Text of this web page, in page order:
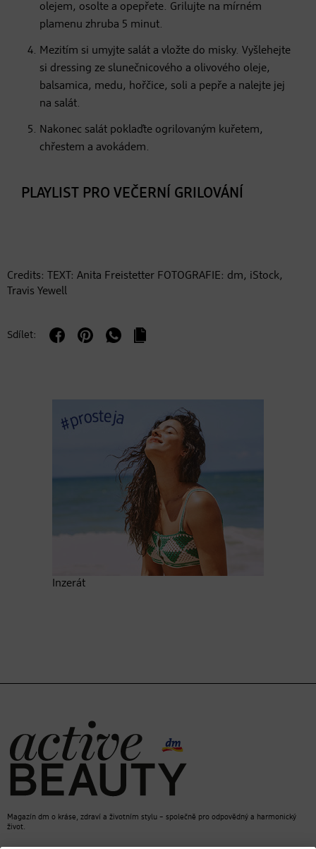
olejem, osolte a opepřete. Grilujte na mírném
plamenu zhruba 5 minut.
Mezitím si umyjte salát a vložte do misky. Vyšlehejte
si dressing ze slunečnicového a olivového oleje,
balsamica, medu, hořčice, soli a pepře a nalejte jej
na salát.
Nakonec salát poklaďte ogrilovaným kuřetem,
chřestem a avokádem.
PLAYLIST PRO VEČERNÍ GRILOVÁNÍ
Credits: TEXT: Anita Freistetter FOTOGRAFIE: dm, iStock,
Travis Yewell
Sdílet:
Inzerát
Magazín dm o kráse, zdraví a životním stylu – společně pro odpovědný a harmonický
život.